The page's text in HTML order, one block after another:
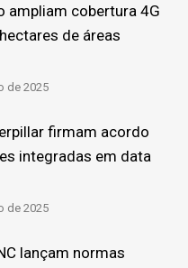
ampliam cobertura 4G
de áreas
de 2025
firmam acordo
integradas em data
de 2025
lançam normas